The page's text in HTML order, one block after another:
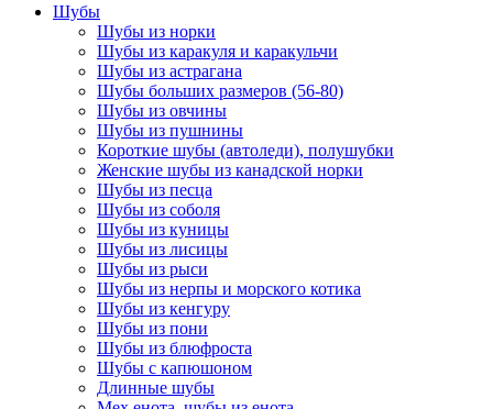
Шубы
Шубы из норки
Шубы из каракуля и каракульчи
Шубы из астрагана
Шубы больших размеров (56-80)
Шубы из овчины
Шубы из пушнины
Короткие шубы (автоледи), полушубки
Женские шубы из канадской норки
Шубы из песца
Шубы из соболя
Шубы из куницы
Шубы из лисицы
Шубы из рыси
Шубы из нерпы и морского котика
Шубы из кенгуру
Шубы из пони
Шубы из блюфроста
Шубы с капюшоном
Длинные шубы